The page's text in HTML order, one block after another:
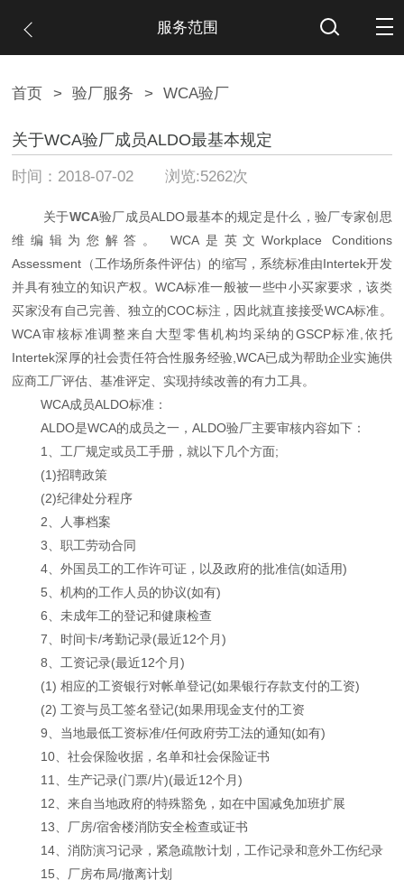
服务范围
首页 > 验厂服务 > WCA验厂
关于WCA验厂成员ALDO最基本规定
时间：2018-07-02 浏览:5262次
关于WCA验厂成员ALDO最基本的规定是什么，验厂专家创思
维编辑为您解答。 WCA是英文Workplace Conditions
Assessment（工作场所条件评估）的缩写，系统标准由Intertek开发
并具有独立的知识产权。WCA标准一般被一些中小买家要求，该类
买家没有自己完善、独立的COC标注，因此就直接接受WCA标准。
WCA审核标准调整来自大型零售机构均采纳的GSCP标准,依托
Intertek深厚的社会责任符合性服务经验,WCA已成为帮助企业实施供
应商工厂评估、基准评定、实现持续改善的有力工具。
WCA成员ALDO标准：
ALDO是WCA的成员之一，ALDO验厂主要审核内容如下：
1、工厂规定或员工手册，就以下几个方面;
(1)招聘政策
(2)纪律处分程序
2、人事档案
3、职工劳动合同
4、外国员工的工作许可证，以及政府的批准信(如适用)
5、机构的工作人员的协议(如有)
6、未成年工的登记和健康检查
7、时间卡/考勤记录(最近12个月)
8、工资记录(最近12个月)
(1) 相应的工资银行对帐单登记(如果银行存款支付的工资)
(2) 工资与员工签名登记(如果用现金支付的工资
9、当地最低工资标准/任何政府劳工法的通知(如有)
10、社会保险收据，名单和社会保险证书
11、生产记录(门票/片)(最近12个月)
12、来自当地政府的特殊豁免，如在中国减免加班扩展
13、厂房/宿舍楼消防安全检查或证书
14、消防演习记录，紧急疏散计划，工作记录和意外工伤纪录
15、厂房布局/撤离计划